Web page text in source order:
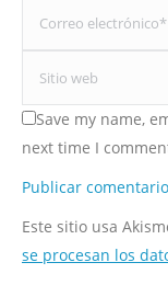
Save my name,
next time I
Publicar comentario
Este sitio usa
se procesan los